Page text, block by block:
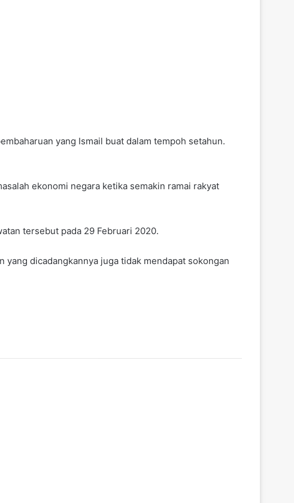
yang Ismail buat dalam tempoh setahun.
ekonomi negara ketika semakin ramai rakyat
tersebut pada 29 Februari 2020.
dicadangkannya juga tidak mendapat sokongan